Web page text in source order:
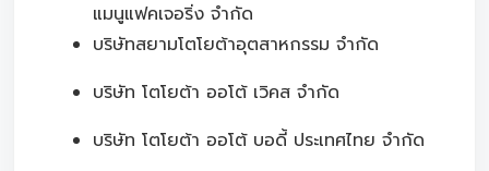
แมนูแฟคเจอริ่ง จำกัด
บริษัทสยามโตโยต้าอุตสาหกรรม จำกัด
บริษัท โตโยต้า ออโต้ เวิคส จำกัด
บริษัท โตโยต้า ออโต้ บอดี้ ประเทศไทย จำกัด